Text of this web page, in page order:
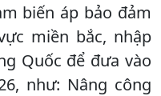
biến áp bảo đảm
miền bắc, nhập
Quốc để đưa vào
như: Nâng công